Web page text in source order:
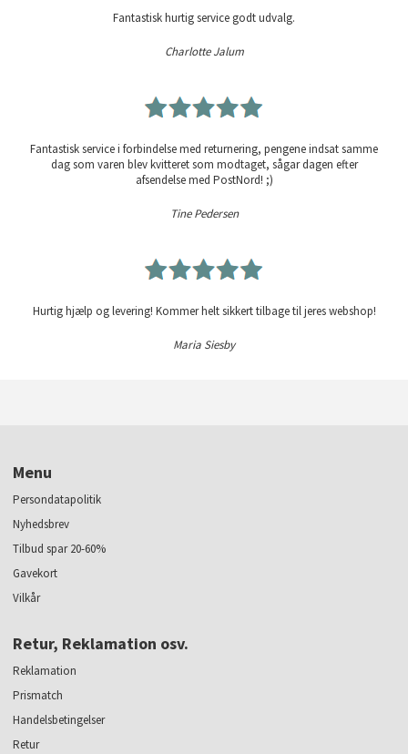
Fantastisk hurtig service godt udvalg.
Charlotte Jalum
Fantastisk service i forbindelse med returnering, pengene indsat samme
dag som varen blev kvitteret som modtaget, sågar dagen efter
afsendelse med PostNord! ;)
Tine Pedersen
Hurtig hjælp og levering! Kommer helt sikkert tilbage til jeres webshop!
Maria Siesby
Menu
Persondatapolitik
Nyhedsbrev
Tilbud spar 20-60%
Gavekort
Vilkår
Retur, Reklamation osv.
Reklamation
Prismatch
Handelsbetingelser
Retur